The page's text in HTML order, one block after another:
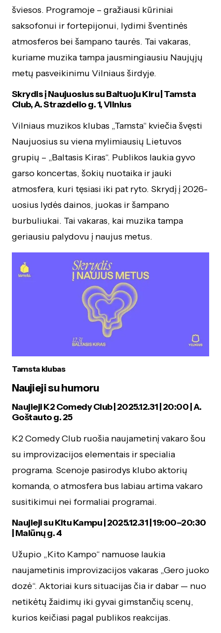
šviesos. Programoje – gražiausi kūriniai
saksofonui ir fortepijonui, lydimi šventinės
atmosferos bei šampano taurės. Tai vakaras,
kuriame muzika tampa jausmingiausiu Naujųjų
metų pasveikinimu Vilniaus širdyje.
Skrydis į Naujuosius su Baltuoju Kiru | Tamsta
Club, A. Strazdelio g. 1, Vilnius
Vilniaus muzikos klubas „Tamsta“ kviečia švęsti
Naujuosius su viena mylimiausių Lietuvos
grupių – „Baltasis Kiras“. Publikos laukia gyvo
garso koncertas, šokių nuotaika ir jauki
atmosfera, kuri tęsiasi iki pat ryto. Skrydį į 2026-
uosius lydės dainos, juokas ir šampano
burbuliukai. Tai vakaras, kai muzika tampa
geriausiu palydovu į naujus metus.
Tamsta klubas
Naujieji su humoru
Naujieji K2 Comedy Club | 2025.12.31 | 20:00 | A.
Goštauto g. 25
K2 Comedy Club ruošia naujametinį vakaro šou
su improvizacijos elementais ir specialia
programa. Scenoje pasirodys klubo aktorių
komanda, o atmosfera bus labiau artima vakaro
susitikimui nei formaliai programai.
Naujieji su Kitu Kampu | 2025.12.31 | 19:00–20:30
| Malūnų g. 4
Užupio „Kito Kampo“ namuose laukia
naujametinis improvizacijos vakaras „Gero juoko
dozė“. Aktoriai kurs situacijas čia ir dabar — nuo
netikėtų žaidimų iki gyvai gimstančių scenų,
kurios keičiasi pagal publikos reakcijas.